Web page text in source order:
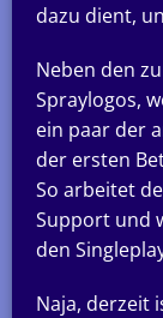
dazu dient,
Neben den
Spraylogos,
ein paar der
der ersten
So arbeitet
Support und
den
Naja, derzeit